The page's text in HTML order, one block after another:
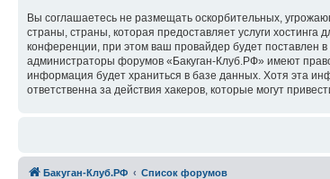
Вы соглашаетесь не размещать оскорбительных,
страны, страны, которая предоставляет услуги
конференции, при этом ваш провайдер будет поставлен
администраторы форумов «Бакуган-Клуб.РФ» имеют
информация будет храниться в базе данных. Хотя эта
ответственна за действия хакеров, которые могут
Бакуган-Клуб.РФ Список форумов